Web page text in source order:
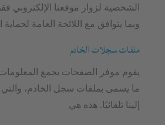
الشخصية لزوار موقعنا الإلكتروني
وبما يتوافق مع اللائحة العامة لحماية
ملفات سجلات الخادم
يقوم موفر الصفحات بجمع المعلومات
ما يسمى بملفات سجل الخادم،
إلينا تلقائيًا. هذه هي